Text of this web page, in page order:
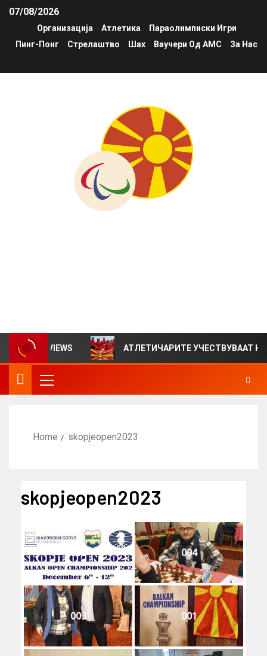
07/08/2026
Организација Атлетика
Параолимписки Игри
Пинг-Понг
Стрелаштво Шах Ваучери Од АМС За Нас
за VIEWS АТЛЕТИЧАРИТЕ УЧЕСТВУВААТ НА
Home skopjeopen2023
skopjeopen2023
002 004
003 001